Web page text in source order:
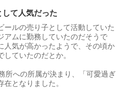
て人気だった
ールの売り子として活動していた
アムに勤務していたのだそうで
人気が高かったようで、その頃か
ていたのだとか。
所への所属が決まり、「可愛過ぎ
となりました。